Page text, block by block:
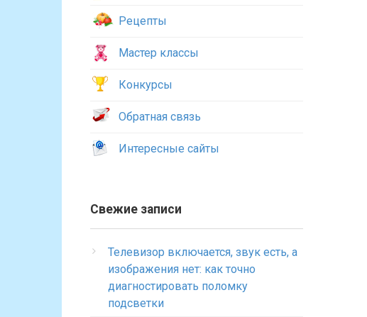
Рецепты
Мастер классы
Конкурсы
Обратная связь
Интересные сайты
Свежие записи
Телевизор включается, звук есть, а
изображения нет: как точно
диагностировать поломку
подсветки